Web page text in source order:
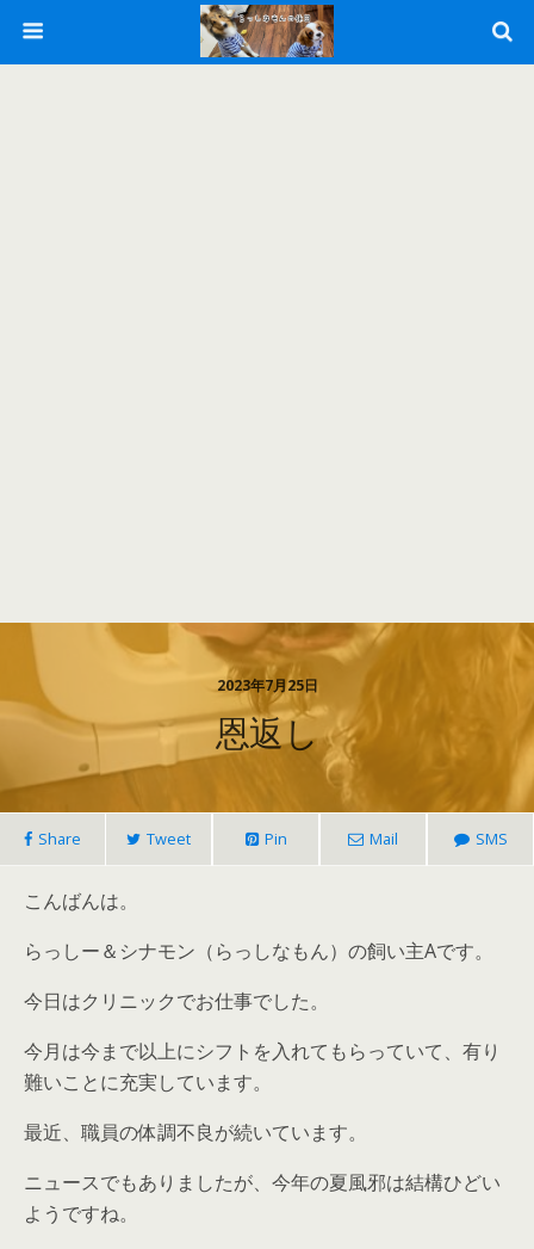
2023年7月25日
恩返し
Share Tweet Pin Mail SMS
こんばんは。
らっしー＆シナモン（らっしなもん）の飼い主Aです。
今日はクリニックでお仕事でした。
今月は今まで以上にシフトを入れてもらっていて、有り
難いことに充実しています。
最近、職員の体調不良が続いています。
ニュースでもありましたが、今年の夏風邪は結構ひどい
ようですね。